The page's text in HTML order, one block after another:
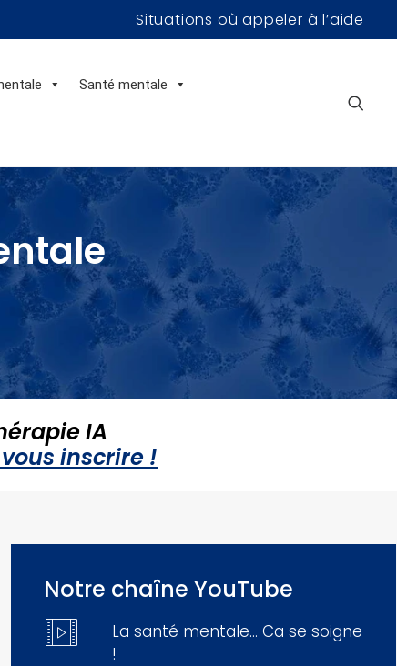
Situations où appeler à l’aide
Santé mentale
IA
inscrire !
Notre chaîne YouTube
La santé mentale… Ca se soigne
!